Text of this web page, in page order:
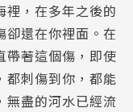
裡，在多年之後的
卻還在你裡面。在
帶著這個傷，即使
都刺傷到你，都能
無盡的河水已經流